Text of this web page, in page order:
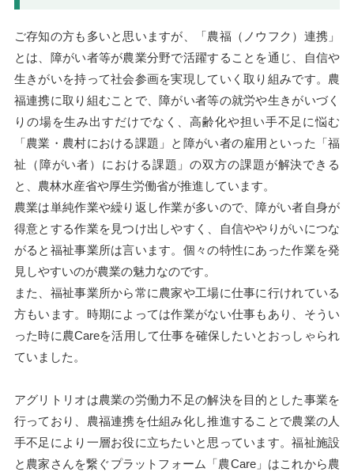
ご存知の方も多いと思いますが、「農福（ノウフク）連携」
とは、障がい者等が農業分野で活躍することを通じ、自信や
生きがいを持って社会参画を実現していく取り組みです。農
福連携に取り組むことで、障がい者等の就労や生きがいづく
りの場を生み出すだけでなく、高齢化や担い手不足に悩む
「農業・農村における課題」と障がい者の雇用といった「福
祉（障がい者）における課題」の双方の課題が解決できる
と、農林水産省や厚生労働省が推進しています。
農業は単純作業や繰り返し作業が多いので、障がい者自身が
得意とする作業を見つけ出しやすく、自信ややりがいにつな
がると福祉事業所は言います。個々の特性にあった作業を発
見しやすいのが農業の魅力なのです。
また、福祉事業所から常に農家や工場に仕事に行けれている
方もいます。時期によっては作業がない仕事もあり、そうい
った時に農Careを活用して仕事を確保したいとおっしゃられ
ていました。
アグリトリオは農業の労働力不足の解決を目的とした事業を
行っており、農福連携を仕組み化し推進することで農業の人
手不足により一層お役に立ちたいと思っています。福祉施設
と農家さんを繋ぐプラットフォーム「農Care」はこれから農